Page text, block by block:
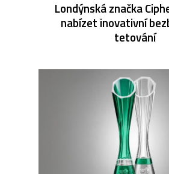
Londýnská značka
nabízet inovativní
tetování